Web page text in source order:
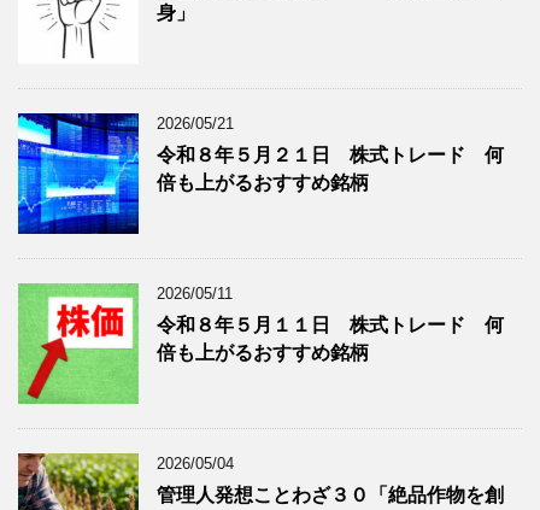
グ
記
事
を
表
示
グ
記
事
を
表
示
身」
2026/05/21
令和８年５月２１日 株式トレード 何
倍も上がるおすすめ銘柄
2026/05/11
令和８年５月１１日 株式トレード 何
倍も上がるおすすめ銘柄
2026/05/04
管理人発想ことわざ３０「絶品作物を創